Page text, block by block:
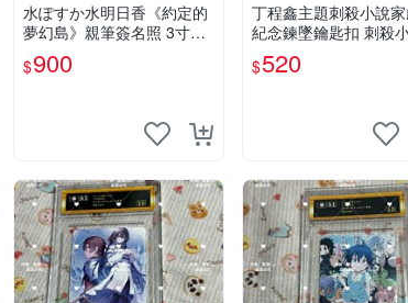
水ぽすか水明日香《約定的
夢幻島》親筆簽名照 3寸周
邊照片 簽名真跡 約束のネ
バーランド 周邊 照片收藏
$900
丁程鑫主題刺殺小說
紀念鍊墜鑰匙扣 刺殺
丁程鑫 鍊墜
$520